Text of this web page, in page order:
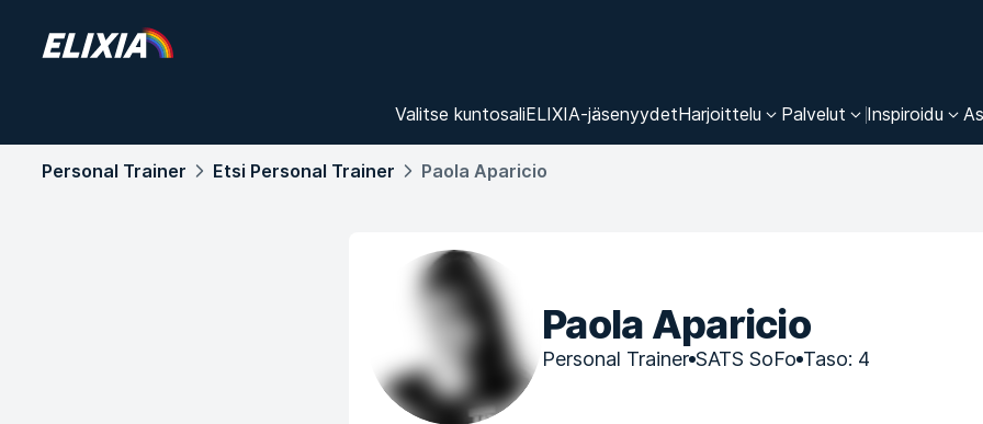
Valitse kuntosaliELIXIA-jäsenyydetHarjoittelu Palvelut Inspiroidu
Personal Trainer Etsi Personal Trainer Paola Aparicio
Paola Aparicio
Personal Trainer SATS SoFo Taso: 4